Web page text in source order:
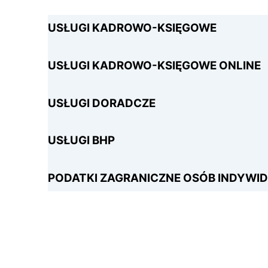
USŁUGI KADROWO-KSIĘGOWE
USŁUGI KADROWO-KSIĘGOWE ONLINE
USŁUGI DORADCZE
USŁUGI BHP
PODATKI ZAGRANICZNE OSÓB